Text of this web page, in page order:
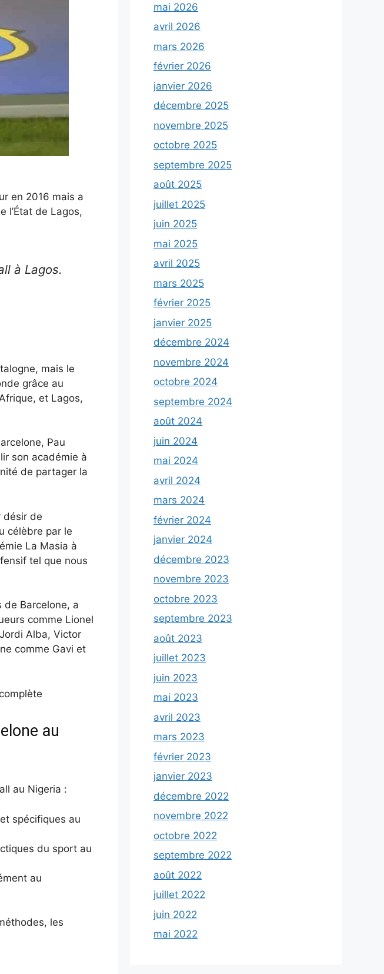
en 2016 mais a
l’État de Lagos,
à Lagos.
mais le
grâce au
et Lagos,
Pau
son académie à
de partager la
désir de
célèbre par le
La Masia à
tel que nous
de Barcelone, a
comme Lionel
Alba, Victor
comme Gavi et
au
au Nigeria :
spécifiques au
du sport au
au
les
mai 2026
avril 2026
mars 2026
février 2026
janvier 2026
décembre 2025
novembre 2025
octobre 2025
septembre 2025
août 2025
juillet 2025
juin 2025
mai 2025
avril 2025
mars 2025
février 2025
janvier 2025
décembre 2024
novembre 2024
octobre 2024
septembre 2024
août 2024
juin 2024
mai 2024
avril 2024
mars 2024
février 2024
janvier 2024
décembre 2023
novembre 2023
octobre 2023
septembre 2023
août 2023
juillet 2023
juin 2023
mai 2023
avril 2023
mars 2023
février 2023
janvier 2023
décembre 2022
novembre 2022
octobre 2022
septembre 2022
août 2022
juillet 2022
juin 2022
mai 2022